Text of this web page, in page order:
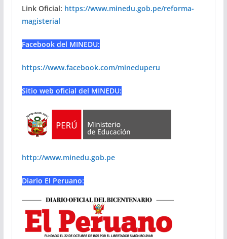
Link Oficial: https://www.minedu.gob.pe/reforma-
magisterial
Facebook del MINEDU:
https://www.facebook.com/mineduperu
Sitio web oficial del MINEDU:
http://www.minedu.gob.pe
Diario El Peruano: